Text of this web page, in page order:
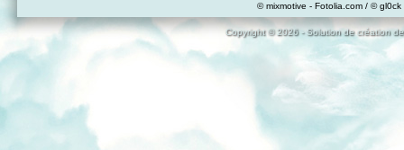
© mixmotive - Fotolia.com / ©
Copyright © 2026 - Solution de création